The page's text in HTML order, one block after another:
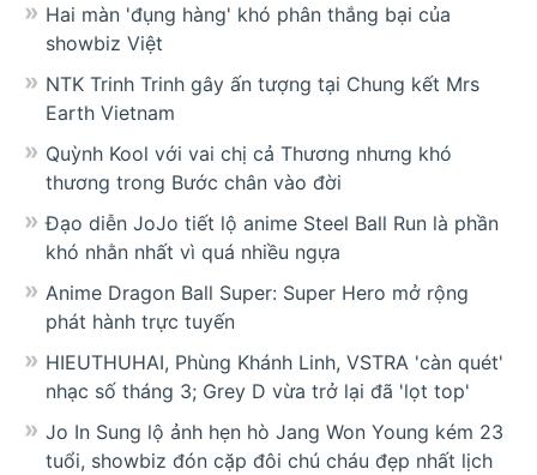
Hai màn 'đụng hàng' khó phân thắng bại của
showbiz Việt
NTK Trinh Trinh gây ấn tượng tại Chung kết Mrs
Earth Vietnam
Quỳnh Kool với vai chị cả Thương nhưng khó
thương trong Bước chân vào đời
Đạo diễn JoJo tiết lộ anime Steel Ball Run là phần
khó nhằn nhất vì quá nhiều ngựa
Anime Dragon Ball Super: Super Hero mở rộng
phát hành trực tuyến
HIEUTHUHAI, Phùng Khánh Linh, VSTRA 'càn quét'
nhạc số tháng 3; Grey D vừa trở lại đã 'lọt top'
Jo In Sung lộ ảnh hẹn hò Jang Won Young kém 23
tuổi, showbiz đón cặp đôi chú cháu đẹp nhất lịch